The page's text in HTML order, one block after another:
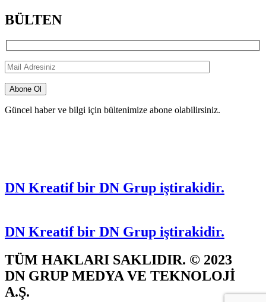
BÜLTEN
Güncel haber ve bilgi için bültenimize abone olabilirsiniz.
DN Kreatif bir DN Grup iştirakidir.
DN Kreatif bir DN Grup iştirakidir.
TÜM HAKLARI SAKLIDIR. © 2023
DN GRUP MEDYA VE TEKNOLOJİ
A.Ş.